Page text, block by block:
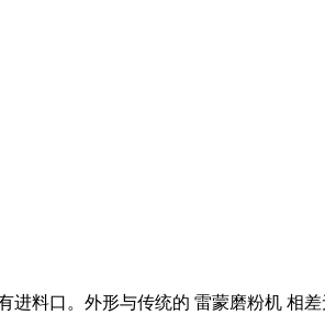
料口。外形与传统的 雷蒙磨粉机 相